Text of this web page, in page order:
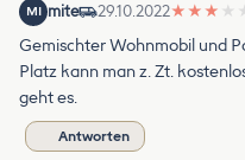
MI mite 29.10.2022★ ★ ★ ★
Gemischter Wohnmobil und
Platz kann man z. Zt.
geht es.
Antworten